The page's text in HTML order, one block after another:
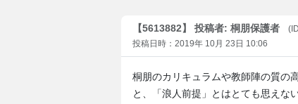
【5613882】 投稿者: 桐朋保護者
投稿日時：2019年 10月 23日 10:06
桐朋のカリキュラムや教師陣の質の
と、「浪人前提」とはとても思えな